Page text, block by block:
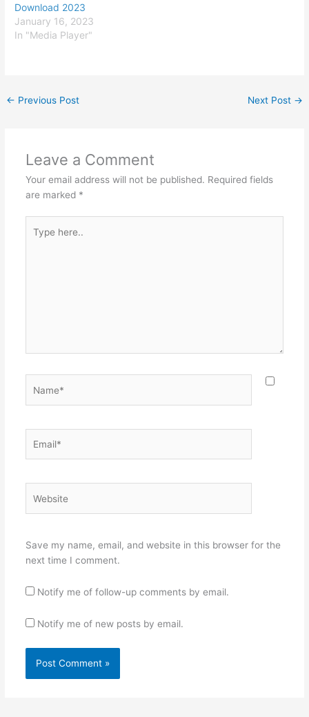
Download 2023
January 16, 2023
In "Media Player"
← Previous Post Next Post →
Leave a Comment
Your email address will not be published. Required fields
are marked *
here..
Save my name, email, and website in this browser for the
next time I comment.
Notify me of follow-up comments by email.
Notify me of new posts by email.